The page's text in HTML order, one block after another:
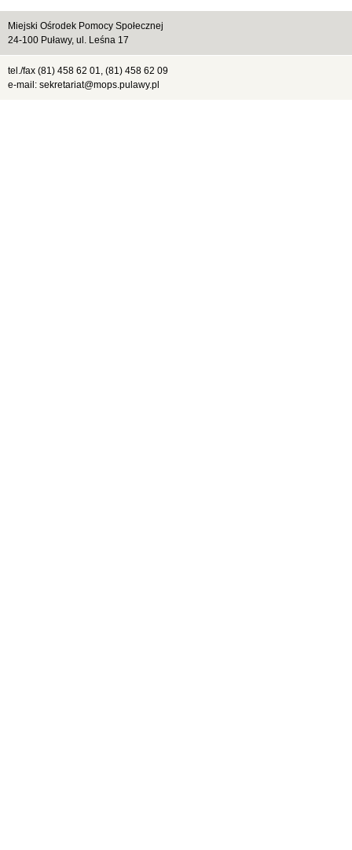
Miejski Ośrodek Pomocy Społecznej
24-100 Puławy, ul. Leśna 17
tel./fax (81) 458 62 01, (81) 458 62 09
e-mail: sekretariat@mops.pulawy.pl